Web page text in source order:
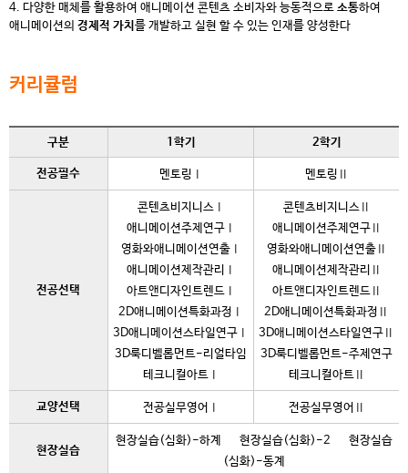
4. 다양한 매체를 활용하여 애니메이션 콘텐츠 소비자와 능동적으로 소통하여
애니메이션의 경제적 가치 를 개발하고 실현 할 수 있는 인재를 양성한다
커리큘럼
구분 1학기 2학기
전공필수 멘토링Ⅰ 멘토링Ⅱ
전공선택
콘텐츠비지니스Ⅰ
애니메이션주제연구Ⅰ
영화와애니메이션연출Ⅰ
애니메이션제작관리Ⅰ
아트앤디자인트렌드Ⅰ
2D애니메이션특화과정Ⅰ
3D애니메이션스타일연구Ⅰ
3D룩디벨롭먼트-리얼타임
테크니컬아트Ⅰ
콘텐츠비지니스Ⅱ
애니메이션주제연구Ⅱ
영화와애니메이션연출Ⅱ
애니메이션제작관리Ⅱ
아트앤디자인트렌드Ⅱ
2D애니메이션특화과정Ⅱ
3D애니메이션스타일연구Ⅱ
3D룩디벨롭먼트-주제연구
테크니컬아트Ⅱ
교양선택 전공실무영어Ⅰ 전공실무영어Ⅱ
현장실습
현장실습(심화)-하계 현장실습(심화)-2
현장실습
(심화)-동계